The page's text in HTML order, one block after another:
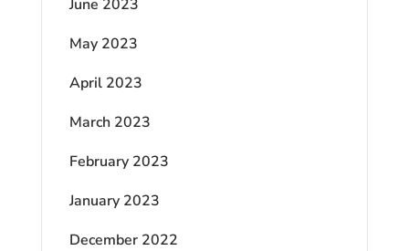
June 2023
May 2023
April 2023
March 2023
February 2023
January 2023
December 2022